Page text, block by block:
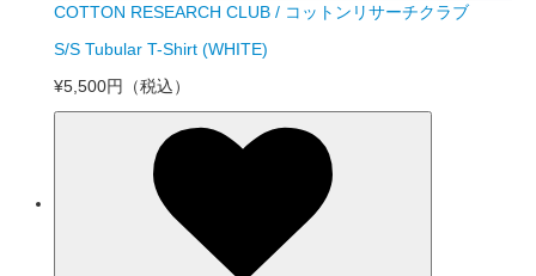
COTTON RESEARCH CLUB / コットンリサーチクラブ
S/S Tubular T-Shirt (WHITE)
¥5,500円
（税込）